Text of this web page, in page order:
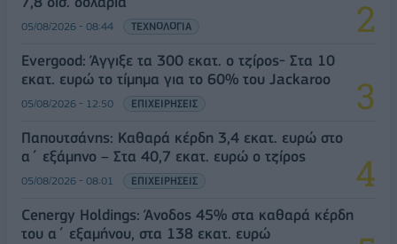
05/08/2026 - 08:44 ΤΕΧΝΟΛΟΓΙΑ
Evergood: Άγγιξε τα 300 εκατ. ο τζίρος- Στα 10
εκατ. ευρώ το τίμημα για το 60% του Jackaroo
05/08/2026 - 12:50 ΕΠΙΧΕΙΡΗΣΕΙΣ
Παπουτσάνης: Καθαρά κέρδη 3,4 εκατ. ευρώ στο
α΄ εξάμηνο – Στα 40,7 εκατ. ευρώ ο τζίρος
05/08/2026 - 08:01 ΕΠΙΧΕΙΡΗΣΕΙΣ
Cenergy Holdings: Άνοδος 45% στα καθαρά κέρδη
του α΄ εξαμήνου, στα 138 εκατ. ευρώ